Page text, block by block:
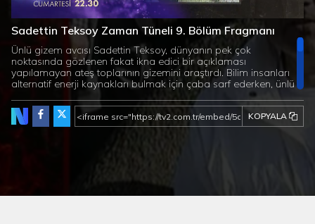
Süre / Toplam
Süre
Sadettin Teksoy Zaman Tüneli 9. Bölüm Fragmanı
Ünlü gizem avcısı Sadettin Teksoy, dünyanın pek çok
noktasında gözlenen fakat ikna edici bir açıklaması
yapılamayan ateş toplarının gizemini araştırdı. Bilim insanları
alternatif enerji kaynakları bulmak için çaba sarf ederken, ünlü
gezgin Sadettin Teksoy, enerji yaydığı iddia edilen bir taşın
sırrını çözmek için yollara düştü. Türk mitolojisinde renklerin
yarattığı derin etkileri ve belki de Türk tarihinin şekillenmesinde
büyük rol oynayan bu renklerin anlamlarını, çağrışımlarını ve
bu haftaki konuğu Renk ve Enerji Uzmanı Aydan Öztürkatalay
olacak.
KOPYALA